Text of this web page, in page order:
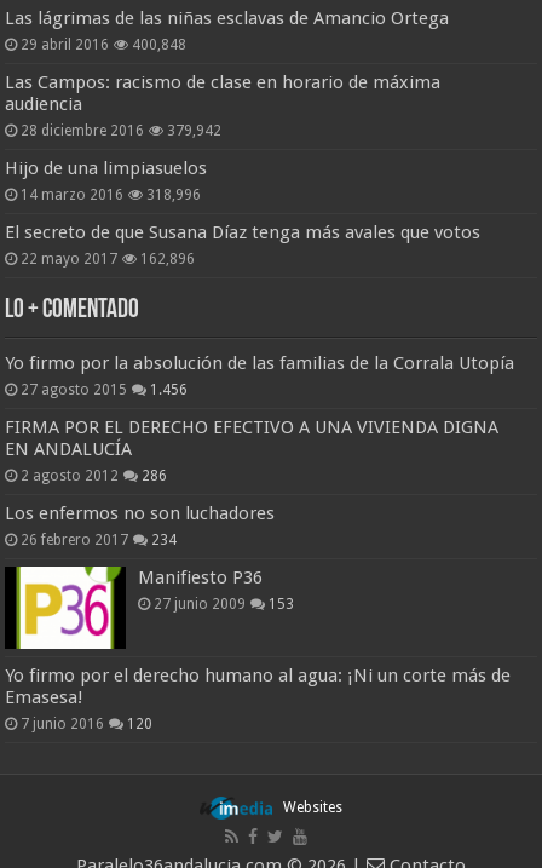
Las lágrimas de las niñas esclavas de Amancio Ortega
29 abril 2016 400,848
Las Campos: racismo de clase en horario de máxima
audiencia
28 diciembre 2016 379,942
Hijo de una limpiasuelos
14 marzo 2016 318,996
El secreto de que Susana Díaz tenga más avales que votos
22 mayo 2017 162,896
Lo + Comentado
Yo firmo por la absolución de las familias de la Corrala Utopía
27 agosto 2015 1.456
FIRMA POR EL DERECHO EFECTIVO A UNA VIVIENDA DIGNA
EN ANDALUCÍA
2 agosto 2012 286
Los enfermos no son luchadores
26 febrero 2017 234
Manifiesto P36
27 junio 2009 153
Yo firmo por el derecho humano al agua: ¡Ni un corte más de
Emasesa!
7 junio 2016 120
Websites